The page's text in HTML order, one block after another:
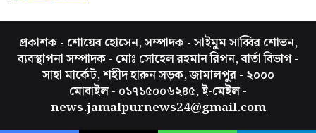
প্রকাশক - শোয়েব হোসেন, সম্পাদক - সাইমুম সাব্বির শোভন,
ব্যবস্থাপনা সম্পাদক - মোঃ সোহেল রহমান রিপন, বার্তা বিভাগ -
সাহা মার্কেট, শহীদ হারুন সড়ক, জামালপুর - ২০০০
মোবাইল - ০১৭১৫০০৬২৪৫, ই-মেইল -
news.jamalpurnews24@gmail.com